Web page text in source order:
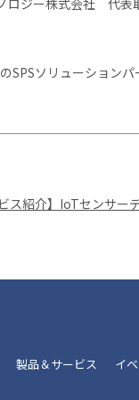
ロジー株式会社 代
SPSソリューション
ス紹介】IoTセンサ
製品＆サービス イ